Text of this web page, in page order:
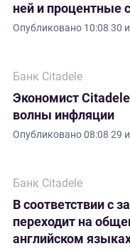
ней и процентные
Опубликовано 10:08 30
Банк Citadele
Экономист
волны инфляции
Опубликовано08:08 29
Банк Citadele
В соответствии с
переходит на
английском